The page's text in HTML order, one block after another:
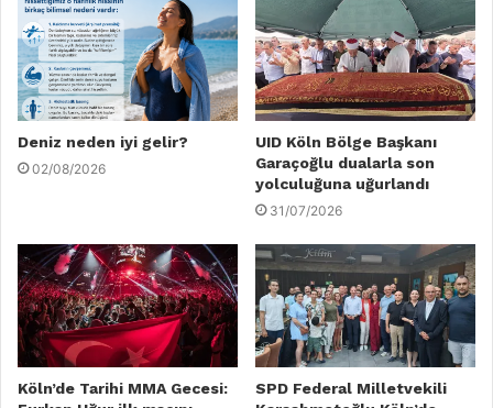
Deniz neden iyi gelir?
02/08/2026
UID Köln Bölge Başkanı
Garaçoğlu dualarla son
yolculuğuna uğurlandı
31/07/2026
Köln’de Tarihi MMA Gecesi:
SPD Federal Milletvekili